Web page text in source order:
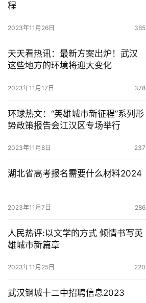
程
2023年11月26日 365
天天看热讯：最新方案出炉！武汉
这些地方的环境将迎大变化
2023年11月17日 378
环球热文：“英雄城市新征程”系列形
势政策报告会江汉区专场举行
2023年11月8日 237
湖北省高考报名需要什么材料2024
2023年11月7日 286
人民热评:以文学的方式 倾情书写英
雄城市新篇章
2023年11月25日 220
武汉钢城十二中招聘信息2023